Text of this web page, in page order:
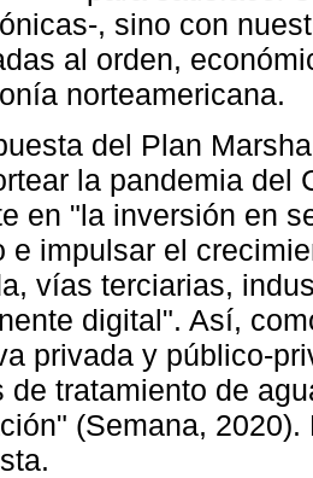
, sino con
al orden,
norteamericana.
del Plan
la pandemia del
en "la inversión en
e impulsar el
vías terciarias,
digital". Así,
privada y público-
de tratamiento de
(Semana,